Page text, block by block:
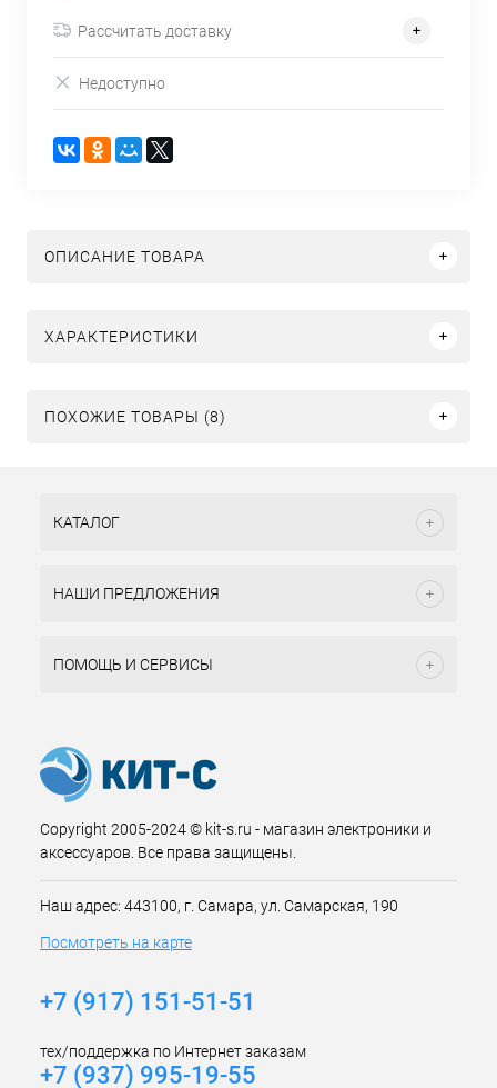
Рассчитать доставку
Недоступно
ОПИСАНИЕ ТОВАРА
ХАРАКТЕРИСТИКИ
ПОХОЖИЕ ТОВАРЫ (8)
КАТАЛОГ
НАШИ ПРЕДЛОЖЕНИЯ
ПОМОЩЬ И СЕРВИСЫ
Copyright 2005-2024 © kit-s.ru - магазин электроники и
аксессуаров. Все права защищены.
Наш адрес: 443100, г. Самара, ул. Самарская, 190
Посмотреть на карте
+7 (917) 151-51-51
тех/поддержка по Интернет заказам
+7 (937) 995-19-55